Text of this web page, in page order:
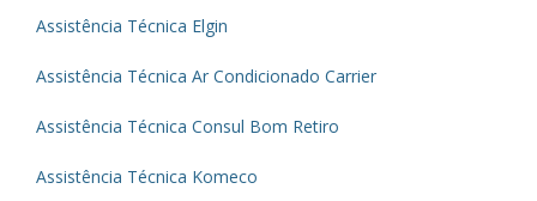
Assistência Técnica Elgin
Assistência Técnica Ar Condicionado Carrier
Assistência Técnica Consul Bom Retiro
Assistência Técnica Komeco